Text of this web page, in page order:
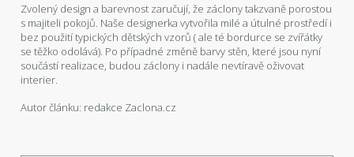
Zvolený design a barevnost zaručují, že záclony takzvaně porostou
s majiteli pokojů. Naše designerka vytvořila milé a útulné prostředí i
bez použití typických dětských vzorů ( ale té bordurce se zvířátky
se těžko odolává). Po případné změně barvy stěn, které jsou nyní
součástí realizace, budou záclony i nadále nevtíravě oživovat
interier.
Autor článku: redakce Zaclona.cz